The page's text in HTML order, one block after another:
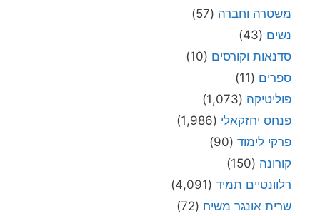
משטרה וחברה (57)
נשים (43)
סדנאות וקורסים (10)
ספרים (11)
פוליטיקה (1,073)
פנחס יחזקאלי (1,986)
פרקי לימוד (90)
קורונה (150)
רלוונטיים תמיד (4,091)
שרית אונגר משיח (72)